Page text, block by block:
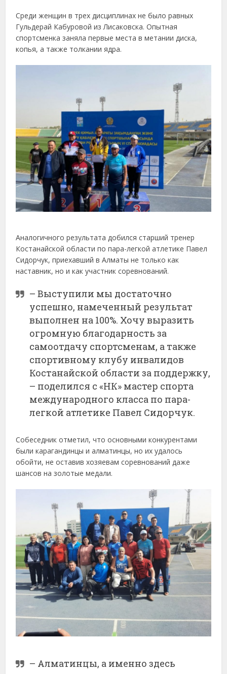
Среди женщин в трех дисциплинах не было равных
Гульдерай Кабуровой из Лисаковска. Опытная
спортсменка заняла первые места в метании диска,
копья, а также толкании ядра.
Аналогичного результата добился старший тренер
Костанайской области по пара-легкой атлетике Павел
Сидорчук, приехавший в Алматы не только как
наставник, но и как участник соревнований.
– Выступили мы достаточно
успешно, намеченный результат
выполнен на 100%. Хочу выразить
огромную благодарность за
самоотдачу спортсменам, а также
спортивному клубу инвалидов
Костанайской области за поддержку,
– поделился с «НК» мастер спорта
международного класса по пара-
легкой атлетике Павел Сидорчук.
Собеседник отметил, что основными конкурентами
были карагандинцы и алматинцы, но их удалось
обойти, не оставив хозяевам соревнований даже
шансов на золотые медали.
– Алматинцы, а именно здесь